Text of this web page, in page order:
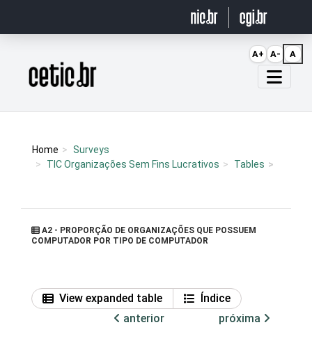
Página inicial
Home
Surveys
TIC Organizações Sem Fins Lucrativos
Tables
A2 - PROPORÇÃO DE ORGANIZAÇÕES QUE POSSUEM
COMPUTADOR POR TIPO DE COMPUTADOR
View expanded table
Índice
anterior
próxima
A+ A- A